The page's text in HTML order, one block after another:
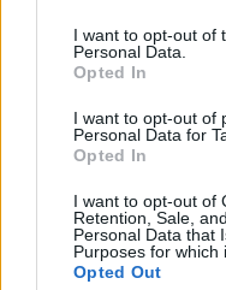
I want to opt-out of
Personal Data.
Opted In
I want to opt-out of
Personal Data for
Opted In
I want to opt-out of
Retention, Sale,
Personal Data that
Purposes for which
Opted Out
Δυναμική και
Ψηφιακών
Δείτε γιατί